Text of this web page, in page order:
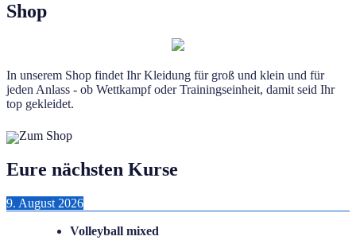
Shop
In unserem Shop findet Ihr Kleidung für groß und klein und für
jeden Anlass - ob Wettkampf oder Trainingseinheit, damit seid Ihr
top gekleidet.
Zum Shop
Eure nächsten Kurse
9. August 2026
Volleyball mixed